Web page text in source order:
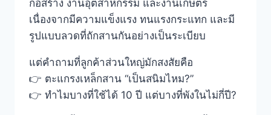
ก่อสร้าง งานอุตสาหกรรม และงานเกษตร
เนื่องจากมีความแข็งแรง ทนแรงกระแทก และมี
รูปแบบลวดที่ถักสานกันอย่างเป็นระเบียบ
แต่คำถามที่ลูกค้าส่วนใหญ่มักสงสัยคือ
👉 ตะแกรงเหล็กสาน “เป็นสนิมไหม?”
👉 ทำไมบางที่ใช้ได้ 10 ปี แต่บางที่พังในไม่กี่ปี?